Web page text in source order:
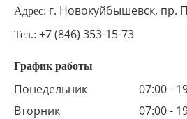
Адрес: г. Новокуйбышевск, пр.
Тел.: +7 (846) 353-15-73
График работы
Понедельник
07:00 -
Вторник
07:00 -